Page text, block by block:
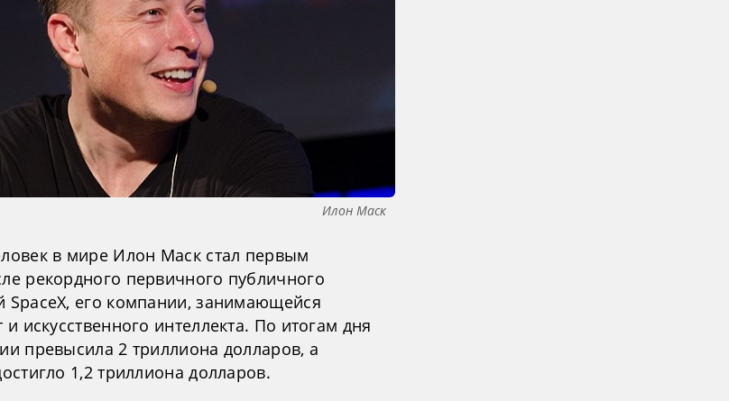
Илон Маск
в мире Илон Маск стал первым
рекордного первичного публичного
SpaceX, его компании, занимающейся
и искусственного интеллекта. По итогам дня
превысила 2 триллиона долларов, а
1,2 триллиона долларов.